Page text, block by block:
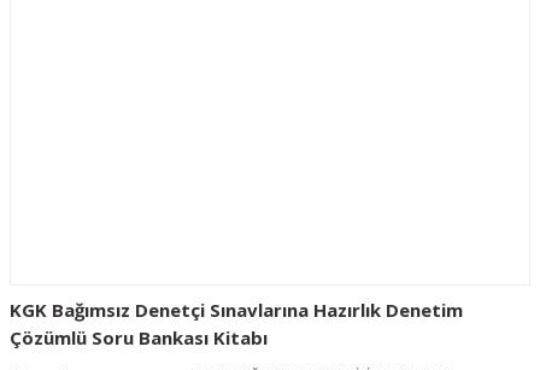
KGK Bağımsız Denetçi Sınavlarına Hazırlık Denetim
Çözümlü Soru Bankası Kitabı